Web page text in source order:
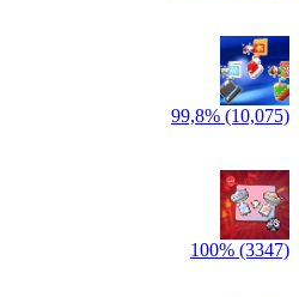
99,8% (10,075)
100% (3347)